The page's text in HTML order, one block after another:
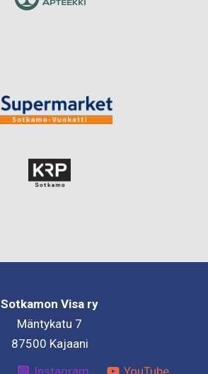
Sotkamon Visa ry
Mäntykatu 7
87500 Kajaani
Instagram YouTube